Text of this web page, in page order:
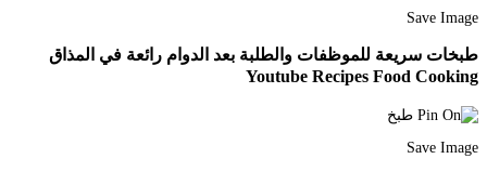
Save Image
طبخات سريعة للموظفات والطلبة بعد الدوام رائعة في المذاق
Youtube Recipes Food Cooking
Save Image